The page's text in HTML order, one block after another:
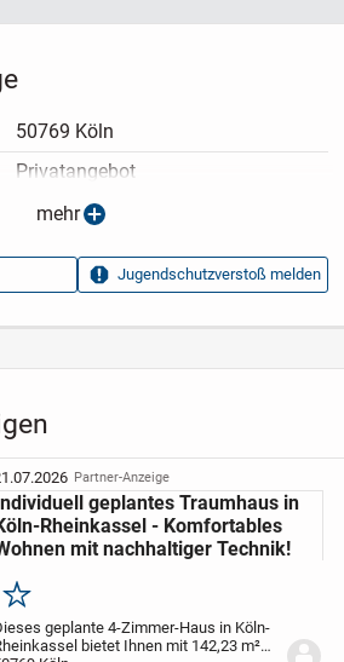
Partner-Anzeige
geplantes Traumhaus in
Rheinkassel - Komfortables
mit nachhaltiger Technik!
Merken
geplante 4-Zimmer-Haus in Köln-
bietet Ihnen mit 142,23 m²
50769 Köln
Privatangebot
13.05.2026
6
mehr
Jugendschutzverstoß melden